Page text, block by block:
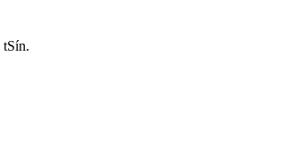
tSín.